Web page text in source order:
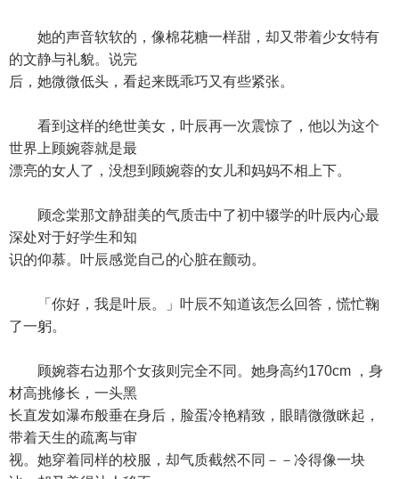
她的声音软软的，像棉花糖一样甜，却又带着少女特有
的文静与礼貌。说完
后，她微微低头，看起来既乖巧又有些紧张。
看到这样的绝世美女，叶辰再一次震惊了，他以为这个
世界上顾婉蓉就是最
漂亮的女人了，没想到顾婉蓉的女儿和妈妈不相上下。
顾念棠那文静甜美的气质击中了初中辍学的叶辰内心最
深处对于好学生和知
识的仰慕。叶辰感觉自己的心脏在颤动。
「你好，我是叶辰。」叶辰不知道该怎么回答，慌忙鞠
了一躬。
顾婉蓉右边那个女孩则完全不同。她身高约170cm ，身
材高挑修长，一头黑
长直发如瀑布般垂在身后，脸蛋冷艳精致，眼睛微微眯起，
带着天生的疏离与审
视。她穿着同样的校服，却气质截然不同－－冷得像一块